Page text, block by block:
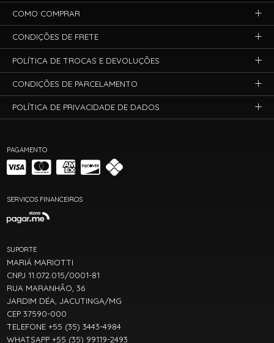
PAGAMENTO
SERVIÇOS FINANCEIROS
SUPORTE
MARIÁ MARIOTTI
CNPJ 11.072.015/0001-81
RUA MARANHÃO, 36
JARDIM DÉA, JACUTINGA/MG
CEP 37590-000
TELEFONE +55 (35) 3443-4984
WHATSAPP +55 (35) 99119-2493
COMO COMPRAR
CONDIÇÕES DE FRETE
POLÍTICA DE TROCAS E DEVOLUÇÕES
CONDIÇÕES DE PARCELAMENTO
POLÍTICA DE PRIVACIDADE DE DADOS